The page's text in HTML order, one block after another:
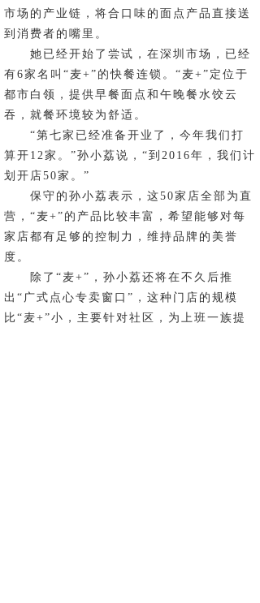
市场的产业链，将合口味的面点产品直接送
到消费者的嘴里。
她已经开始了尝试，在深圳市场，已经
有6家名叫“麦+”的快餐连锁。“麦+”定位于
都市白领，提供早餐面点和午晚餐水饺云
吞，就餐环境较为舒适。
“第七家已经准备开业了，今年我们打
算开12家。”孙小荔说，“到2016年，我们计
划开店50家。”
保守的孙小荔表示，这50家店全部为直
营，“麦+”的产品比较丰富，希望能够对每
家店都有足够的控制力，维持品牌的美誉
度。
除了“麦+”，孙小荔还将在不久后推
出“广式点心专卖窗口”，这种门店的规模
比“麦+”小，主要针对社区，为上班一族提